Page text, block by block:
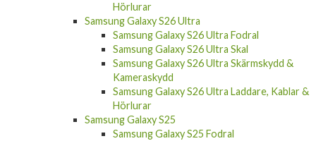
Hörlurar
Samsung Galaxy S26 Ultra
Samsung Galaxy S26 Ultra Fodral
Samsung Galaxy S26 Ultra Skal
Samsung Galaxy S26 Ultra Skärmskydd &
Kameraskydd
Samsung Galaxy S26 Ultra Laddare, Kablar &
Hörlurar
Samsung Galaxy S25
Samsung Galaxy S25 Fodral